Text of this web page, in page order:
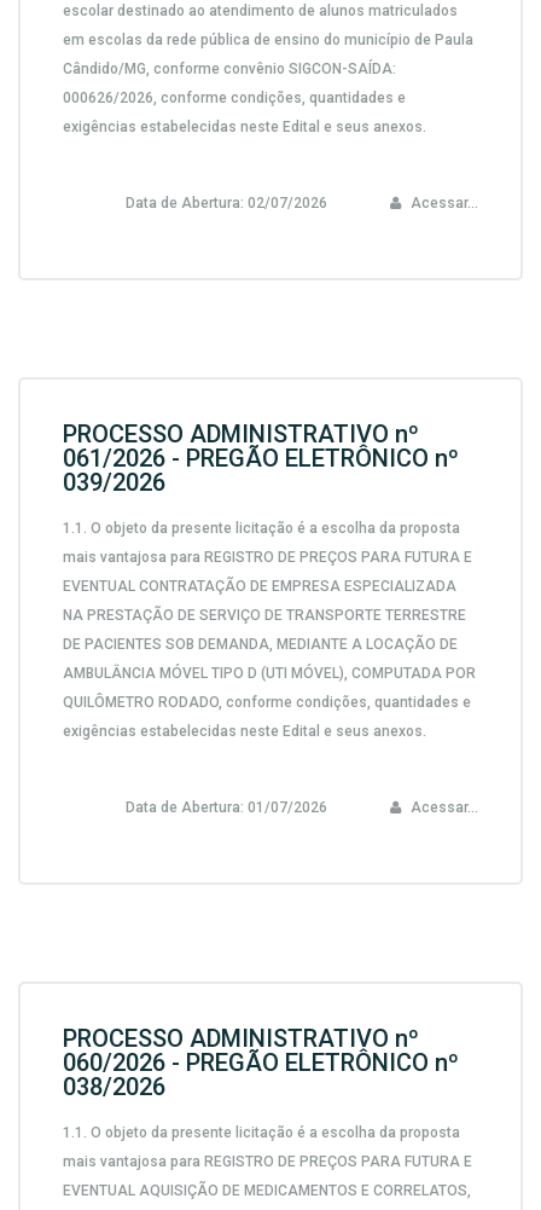
escolar destinado ao atendimento de alunos matriculados
em escolas da rede pública de ensino do município de Paula
Cândido/MG, conforme convênio SIGCON-SAÍDA:
000626/2026, conforme condições, quantidades e
exigências estabelecidas neste Edital e seus anexos.
Data de Abertura: 02/07/2026 Acessar...
PROCESSO ADMINISTRATIVO nº
061/2026 - PREGÃO ELETRÔNICO nº
039/2026
1.1. O objeto da presente licitação é a escolha da proposta
mais vantajosa para REGISTRO DE PREÇOS PARA FUTURA E
EVENTUAL CONTRATAÇÃO DE EMPRESA ESPECIALIZADA
NA PRESTAÇÃO DE SERVIÇO DE TRANSPORTE TERRESTRE
DE PACIENTES SOB DEMANDA, MEDIANTE A LOCAÇÃO DE
AMBULÂNCIA MÓVEL TIPO D (UTI MÓVEL), COMPUTADA POR
QUILÔMETRO RODADO, conforme condições, quantidades e
exigências estabelecidas neste Edital e seus anexos.
Data de Abertura: 01/07/2026 Acessar...
PROCESSO ADMINISTRATIVO nº
060/2026 - PREGÃO ELETRÔNICO nº
038/2026
1.1. O objeto da presente licitação é a escolha da proposta
mais vantajosa para REGISTRO DE PREÇOS PARA FUTURA E
EVENTUAL AQUISIÇÃO DE MEDICAMENTOS E CORRELATOS,